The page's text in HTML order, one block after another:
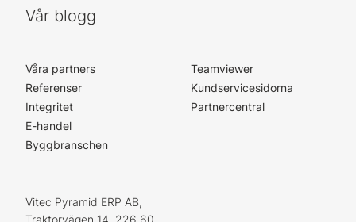
Vår blogg
Våra partners
Referenser
Integritet
E-handel
Byggbranschen
Teamviewer
Kundservicesidorna
Partnercentral
Vitec Pyramid ERP AB,
Traktorvägen 14, 226 60